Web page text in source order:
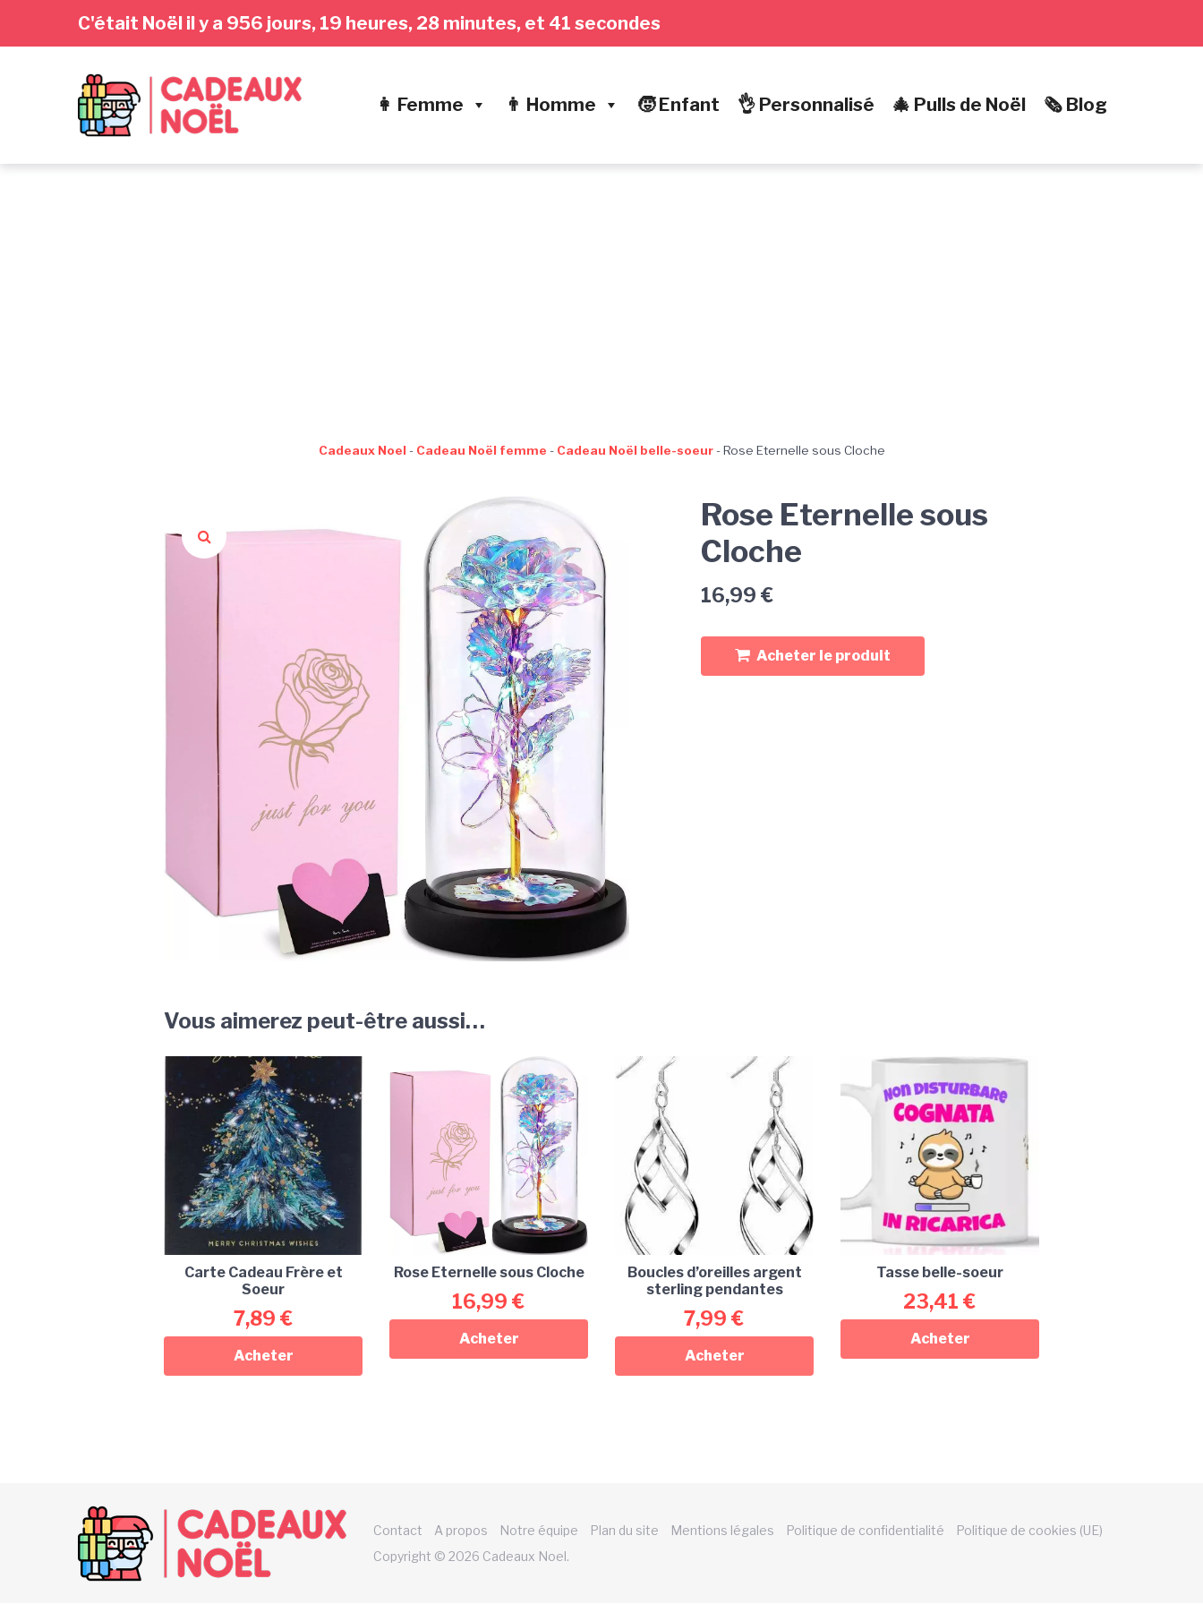
navigation
C'était Noël il y a 956 jours, 19 heures, 28 minutes, et 42 secondes
👩 Femme 👨 Homme 🧒 Enfant 👌 Personnalisé 🎄 Pulls de Noël 🗞️ Blog
Cadeaux Noel - Cadeau Noël femme - Cadeau Noël belle-soeur-Rose Eternelle sous Cloche
Rose Eternelle sous
Cloche
16,99 €
Acheter le produit
Vous aimerez peut-être aussi…
Carte Cadeau Frère et
Soeur
7,89 €
Acheter
Rose Eternelle sous Cloche
16,99 €
Acheter
Boucles d’oreilles argent
sterling pendantes
7,99 €
Acheter
Tasse belle-soeur
23,41 €
Acheter
Contact A propos Notre équipe Plan du site Mentions légales Politique de confidentialité
Politique de cookies (UE)
Copyright © 2026 Cadeaux Noel.